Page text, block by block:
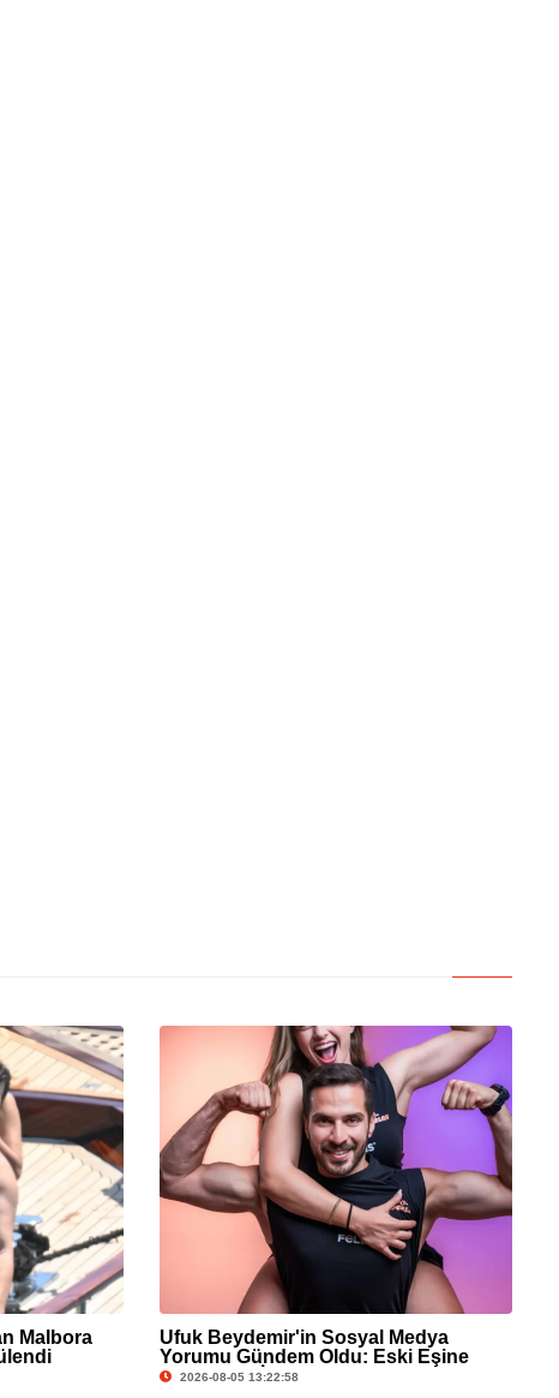
Malbora
Ufuk Beydemir'in Sosyal Medya
Yorumu Gündem Oldu: Eski Eşine
Gönderme İddiası
2026-08-05 13:22:58